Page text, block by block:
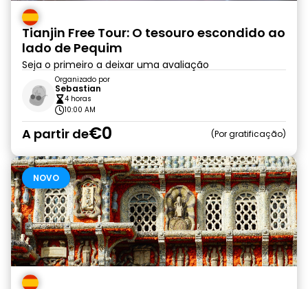
Tianjin Free Tour: O tesouro escondido ao
lado de Pequim
Seja o primeiro a deixar uma avaliação
Organizado por
Sebastian
4 horas
10:00 AM
A partir de€0 Por gratificação
NOVO